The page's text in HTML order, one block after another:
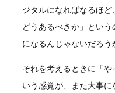
ジタルになればなるほ
どうあるべきか」とい
になるんじゃないだろう
それを考えるときに「
いう感覚が、また大事